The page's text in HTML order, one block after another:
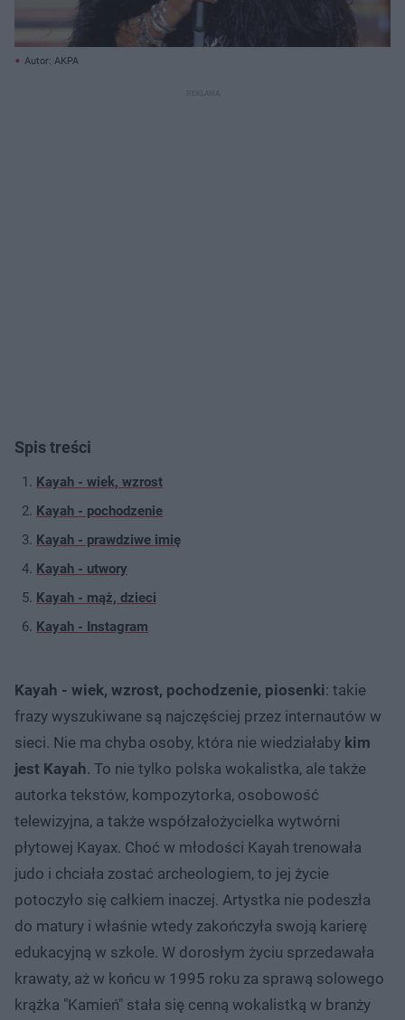
Autor: AKPA
Spis treści
Kayah - wiek, wzrost
Kayah - pochodzenie
Kayah - prawdziwe imię
Kayah - utwory
Kayah - mąż, dzieci
Kayah - Instagram
Kayah - wiek, wzrost, pochodzenie, piosenki: takie
frazy wyszukiwane są najczęściej przez internautów w
sieci. Nie ma chyba osoby, która nie wiedziałaby kim
jest Kayah. To nie tylko polska wokalistka, ale także
autorka tekstów, kompozytorka, osobowość
telewizyjna, a także współzałożycielka wytwórni
płytowej Kayax. Choć w młodości Kayah trenowała
judo i chciała zostać archeologiem, to jej życie
potoczyło się całkiem inaczej. Artystka nie podeszła
do matury i właśnie wtedy zakończyła swoją karierę
edukacyjną w szkole. W dorosłym życiu sprzedawała
krawaty, aż w końcu w 1995 roku za sprawą solowego
krążka "Kamień" stała się cenną wokalistką w branży